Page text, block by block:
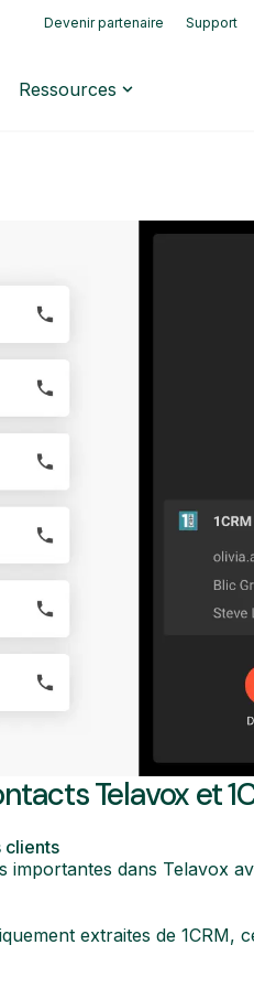
Devenir partenaire Support
Ressources
Telavox et
clients
importantes dans Telavox
extraites de 1CRM,